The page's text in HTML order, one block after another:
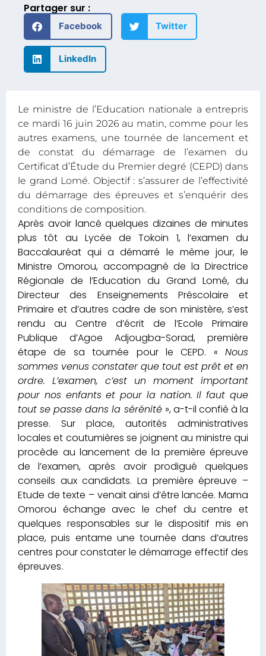
Partager sur :
Facebook Twitter
LinkedIn
Le ministre de l’Education nationale a entrepris
ce mardi 16 juin 2026 au matin, comme pour les
autres examens, une tournée de lancement et
de constat du démarrage de l’examen du
Certificat d’Étude du Premier degré (CEPD) dans
le grand Lomé. Objectif : s’assurer de l’effectivité
du démarrage des épreuves et s’enquérir des
conditions de composition.
Après avoir lancé quelques dizaines de minutes
plus tôt au Lycée de Tokoin 1, l’examen du
Baccalauréat qui a démarré le même jour, le
Ministre Omorou, accompagné de la Directrice
Régionale de l’Education du Grand Lomé, du
Directeur des Enseignements Préscolaire et
Primaire et d’autres cadre de son ministère, s’est
rendu au Centre d’écrit de l’Ecole Primaire
Publique d’Agoe Adjougba-Sorad, première
étape de sa tournée pour le CEPD. « Nous
sommes venus constater que tout est prêt et en
ordre. L’examen, c’est un moment important
pour nos enfants et pour la nation. Il faut que
tout se passe dans la sérénité », a-t-il confié à la
presse. Sur place, autorités administratives
locales et coutumières se joignent au ministre qui
procède au lancement de la première épreuve
de l’examen, après avoir prodigué quelques
conseils aux candidats. La première épreuve –
Etude de texte – venait ainsi d’être lancée. Mama
Omorou échange avec le chef du centre et
quelques responsables sur le dispositif mis en
place, puis entame une tournée dans d’autres
centres pour constater le démarrage effectif des
épreuves.